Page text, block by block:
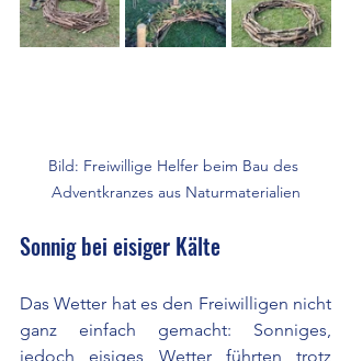
Bild: Freiwillige Helfer beim Bau des
Adventkranzes aus Naturmaterialien
Sonnig bei eisiger Kälte
Das Wetter hat es den Freiwilligen nicht
ganz einfach gemacht: Sonniges,
jedoch eisiges Wetter führten trotz